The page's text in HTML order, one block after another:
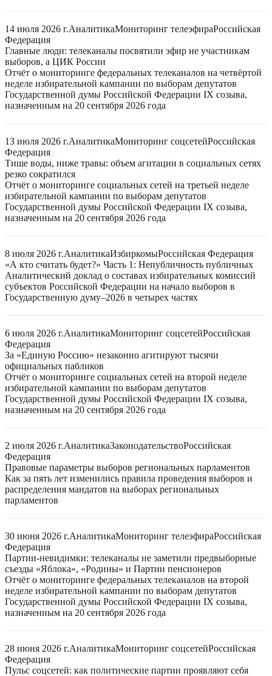
14 июля 2026 г.АналитикаМониторинг телеэфираРоссийская
Федерация
Главные люди: телеканалы посвятили эфир не участникам
выборов, а ЦИК России
Отчёт о мониторинге федеральных телеканалов на четвёртой
неделе избирательной кампании по выборам депутатов
Государственной думы Российской Федерации IX созыва,
назначенным на 20 сентября 2026 года
13 июля 2026 г.АналитикаМониторинг соцсетейРоссийская
Федерация
Тише воды, ниже травы: объем агитации в социальных сетях
резко сократился
Отчёт о мониторинге социальных сетей на третьей неделе
избирательной кампании по выборам депутатов
Государственной думы Российской Федерации IX созыва,
назначенным на 20 сентября 2026 года
8 июля 2026 г.АналитикаИзбиркомыРоссийская Федерация
«А кто считать будет?» Часть 1: Непубличность публичных
Аналитический доклад о составах избирательных комиссий
субъектов Российской Федерации на начало выборов в
Государственную думу–2026 в четырех частях
6 июля 2026 г.АналитикаМониторинг соцсетейРоссийская
Федерация
За «Единую Россию» незаконно агитируют тысячи
официальных пабликов
Отчёт о мониторинге социальных сетей на второй неделе
избирательной кампании по выборам депутатов
Государственной думы Российской Федерации IX созыва,
назначенным на 20 сентября 2026 года
2 июля 2026 г.АналитикаЗаконодательствоРоссийская
Федерация
Правовые параметры выборов региональных парламентов
Как за пять лет изменились правила проведения выборов и
распределения мандатов на выборах региональных
парламентов
30 июня 2026 г.АналитикаМониторинг телеэфираРоссийская
Федерация
Партии-невидимки: телеканалы не заметили предвыборные
съезды «Яблока», «Родины» и Партии пенсионеров
Отчёт о мониторинге федеральных телеканалов на второй
неделе избирательной кампании по выборам депутатов
Государственной думы Российской Федерации IX созыва,
назначенным на 20 сентября 2026 года
28 июня 2026 г.АналитикаМониторинг соцсетейРоссийская
Федерация
Пульс соцсетей: как политические партии проявляют себя